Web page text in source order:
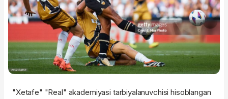
"Xetafe" "Real" akademiyasi tarbiyalanuvchisi hisoblangan